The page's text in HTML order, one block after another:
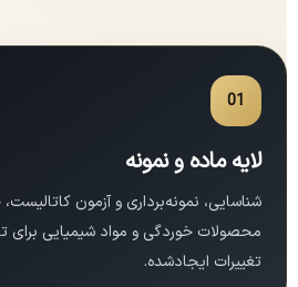
01
لایه ماده و نمونه
شناسایی، نمونه‌برداری و آزمون
محصولات خوردگی و مواد شیمیایی برای
تغییرات ایجادشده.